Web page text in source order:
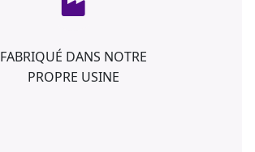
FABRIQUÉ DANS NOTRE
PROPRE USINE